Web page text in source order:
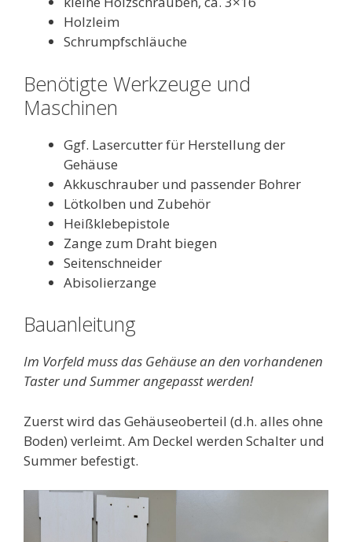
Holzleim
Schrumpfschläuche
Benötigte Werkzeuge und
Maschinen
Ggf. Lasercutter für Herstellung der
Gehäuse
Akkuschrauber und passender Bohrer
Lötkolben und Zubehör
Heißklebepistole
Zange zum Draht biegen
Seitenschneider
Abisolierzange
Bauanleitung
Im Vorfeld muss das Gehäuse an den vorhandenen
Taster und Summer angepasst werden!
Zuerst wird das Gehäuseoberteil (d.h. alles ohne
Boden) verleimt. Am Deckel werden Schalter und
Summer befestigt.